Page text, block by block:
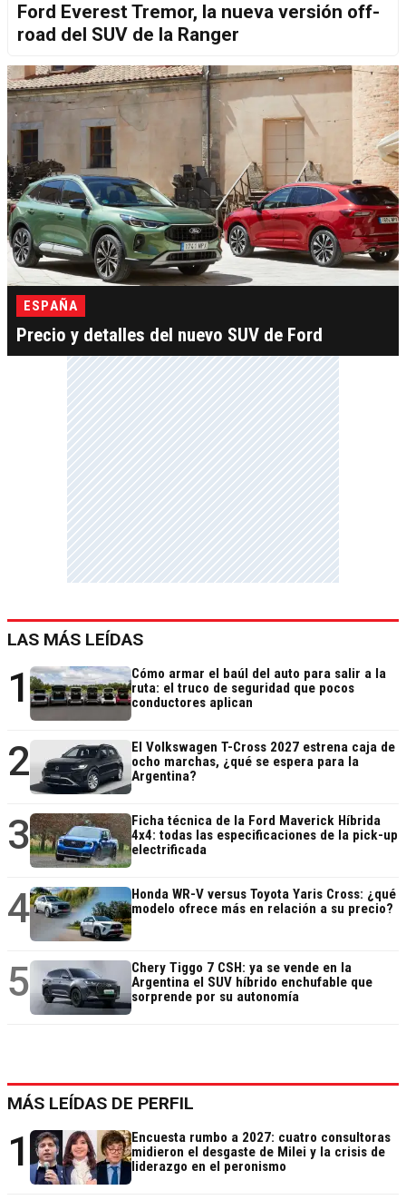
Ford Everest Tremor, la nueva versión off-
road del SUV de la Ranger
ESPAÑA
Precio y detalles del nuevo SUV de Ford
LAS MÁS LEÍDAS
1
Cómo armar el baúl del auto para salir a la
ruta: el truco de seguridad que pocos
conductores aplican
2
El Volkswagen T-Cross 2027 estrena caja de
ocho marchas, ¿qué se espera para la
Argentina?
3
Ficha técnica de la Ford Maverick Híbrida
4x4: todas las especificaciones de la pick-up
electrificada
4
Honda WR-V versus Toyota Yaris Cross: ¿qué
modelo ofrece más en relación a su precio?
5
Chery Tiggo 7 CSH: ya se vende en la
Argentina el SUV híbrido enchufable que
sorprende por su autonomía
MÁS LEÍDAS DE PERFIL
1
Encuesta rumbo a 2027: cuatro consultoras
midieron el desgaste de Milei y la crisis de
liderazgo en el peronismo